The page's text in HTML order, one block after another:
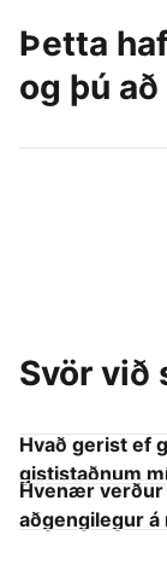
Þetta
og þú
Ganga til liðs
Svör við
Hvað gerist ef
gististaðnum
Hvenær verður
aðgengilegur á